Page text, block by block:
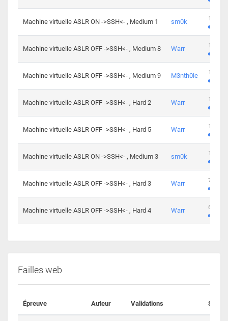
Machine virtuelle ASLR ON ->SSH<- , Medium 1 sm0k 139
Machine virtuelle ASLR OFF ->SSH<- , Medium 8 Warr 112
Machine virtuelle ASLR OFF ->SSH<- , Medium 9 M3nth0le 100
Machine virtuelle ASLR OFF ->SSH<- , Hard 2 Warr 176
Machine virtuelle ASLR OFF ->SSH<- , Hard 5 Warr 115
Machine virtuelle ASLR ON ->SSH<- , Medium 3 sm0k 115
Machine virtuelle ASLR OFF ->SSH<- , Hard 3 Warr 76
Machine virtuelle ASLR OFF ->SSH<- , Hard 4 Warr 63
Failles web
Épreuve Auteur Validations